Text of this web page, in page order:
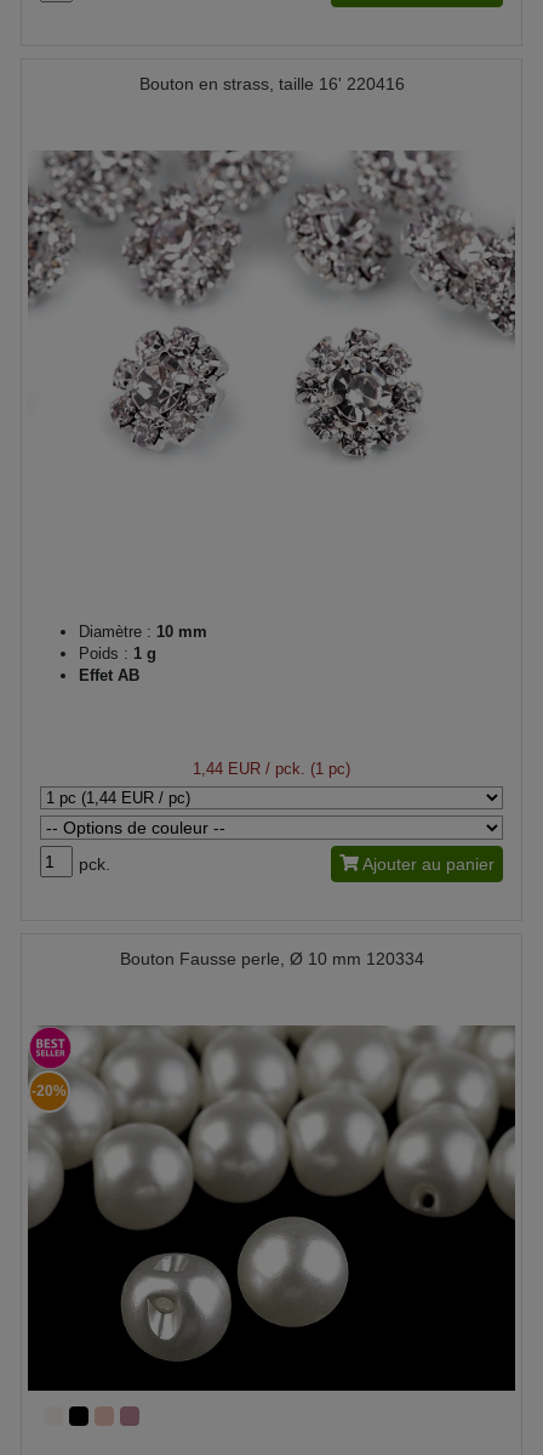
Bouton en strass, taille 16' 220416
Diamètre : 10 mm
Poids : 1 g
Effet AB
1,44 EUR / pck. (1 pc)
pck. Ajouter au panier
Bouton Fausse perle, Ø 10 mm 120334
-20%